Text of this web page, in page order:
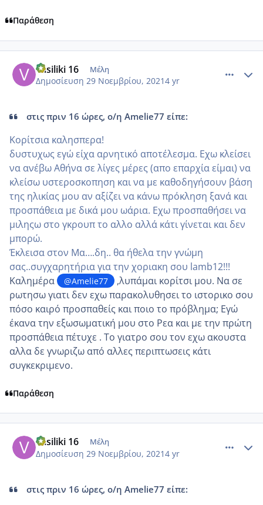
Παράθεση
vasiliki 16 Μέλη
Δημοσίευση 29 Νοεμβρίου, 20214 yr
στις πριν 16 ώρες, ο/η Amelie77 είπε:
Κορίτσια καλησπερα!
δυστυχως εγώ είχα αρνητικό αποτέλεσμα. Εχω κλείσει
να ανέβω Αθήνα σε λίγες μέρες (απο επαρχία είμαι) να
κλείσω υστεροσκοπηση και να με καθοδηγήσουν βάση
της ηλικίας μου αν αξίζει να κάνω πρόκληση ξανά και
προσπάθεια με δικά μου ωάρια. Εχω προσπαθήσει να
μιληςω στο γκρουπ το αλλο αλλά κάτι γίνεται και δεν
μπορώ.
Έκλεισα στον Μα….δη.. θα ήθελα την γνώμη
σας..συγχαρητήρια για την χοριακη σου lamb12!!!
Καλημέρα
@Amelie77
,λυπάμαι κορίτσι μου. Να σε
ρωτησω γιατι δεν εχω παρακολυθησει το ιστορικο σου
πόσο καιρό προσπαθείς και ποιο το πρόβλημα; Εγώ
έκανα την εξωσωματική μου στο Ρεα και με την πρώτη
προσπάθεια πέτυχε . Το γιατρο σου τον εχω ακουστα
αλλα δε γνωριζω από αλλες περιπτωσεις κάτι
συγκεκριμενο.
Παράθεση
vasiliki 16 Μέλη
Δημοσίευση 29 Νοεμβρίου, 20214 yr
στις πριν 16 ώρες, ο/η Amelie77 είπε: